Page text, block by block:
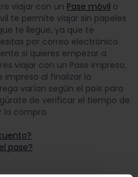
viajar con un Pase móvil o
te permite viajar sin papeles
te llegue, ya que te
por correo electrónico.
si quieres empezar a
viajar con un Pase impreso,
impreso al finalizar la
varían según el país para
de verificar el tiempo de
la compra.
pase?